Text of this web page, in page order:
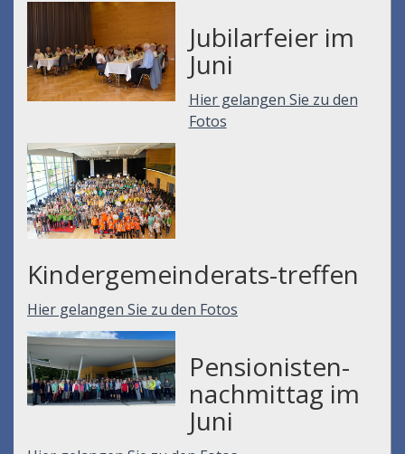
Jubilarfeier im
Juni
Hier gelangen Sie zu den
Fotos
Kindergemeinderats-treffen
Hier gelangen Sie zu den Fotos
Pensionisten-
nachmittag im
Juni